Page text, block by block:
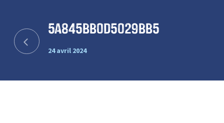
5a845bb0d5029bb5
24 avril 2024